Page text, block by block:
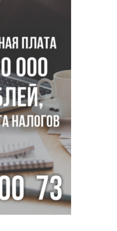
закупил детский
для новой зоны
утонул у острова в